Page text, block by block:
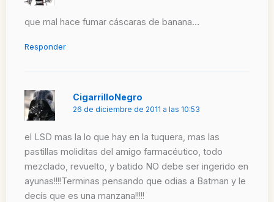
que mal hace fumar cáscaras de banana…
Responder
CigarrilloNegro
26 de diciembre de 2011 a las 10:53
el LSD mas la lo que hay en la tuquera, mas las
pastillas moliditas del amigo farmacéutico, todo
mezclado, revuelto, y batido NO debe ser ingerido en
ayunas!!!!Terminas pensando que odias a Batman y le
decís que es una manzana!!!!!